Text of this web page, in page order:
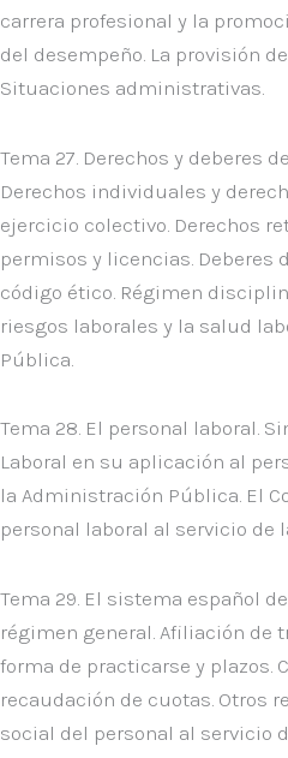
carrera profesional y la
del desempeño. La provisión
Situaciones administrativas.
Tema 27. Derechos y deberes
Derechos individuales y
ejercicio colectivo. Derechos
permisos y licencias. Deberes
código ético. Régimen
riesgos laborales y la salud
Pública.
Tema 28. El personal laboral.
Laboral en su aplicación al
la Administración Pública. El
personal laboral al servicio de
Tema 29. El sistema español
régimen general. Afiliación de
forma de practicarse y plazos.
recaudación de cuotas. Otros
social del personal al servicio